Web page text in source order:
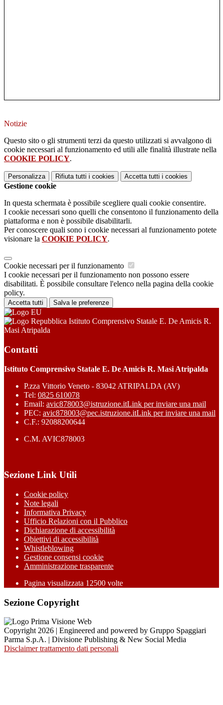
Notizie
Questo sito o gli strumenti terzi da questo utilizzati si avvalgono di
cookie necessari al funzionamento ed utili alle finalità illustrate nella
COOKIE POLICY.
Personalizza Rifiuta tutti i cookies Accetta tutti i cookies
Gestione cookie
In questa schermata è possibile scegliere quali cookie consentire.
I cookie necessari sono quelli che consentono il funzionamento della
piattaforma e non è possibile disabilitarli.
Per conoscere quali sono i cookie necessari al funzionamento potete
visionare la COOKIE POLICY.
Cookie necessari per il funzionamento
I cookie necessari per il funzionamento non possono essere
disabilitati. È possibile consultare l'elenco nella pagina della cookie
policy.
Accetta tutti Salva le preferenze
Istituto Comprensivo Statale E. De Amicis R.
Masi Atripalda
Contatti
Istituto Comprensivo Statale E. De Amicis R. Masi Atripalda
P.zza Vittorio Veneto - 83042 ATRIPALDA (AV)
Tel: 0825 610078
Email: avic878003@istruzione.itLink per inviare una mail
PEC: avic878003@pec.istruzione.itLink per inviare una mail
C.F.: 92088200644
C.M. AVIC878003
Sezione Link Utili
Cookie policy
Note legali
Informativa Privacy
Ufficio Relazioni con il Pubblico
Dichiarazione di accessibilità
Obiettivi di accessibilità
Whistleblowing
Gestione consensi cookie
Amministrazione trasparente
Pagina visualizzata 12500 volte
Sezione Copyright
Copyright 2026 | Engineered and powered by Gruppo Spaggiari
Parma S.p.A. | Divisione Publishing & New Social Media
Disclaimer trattamento dati personali